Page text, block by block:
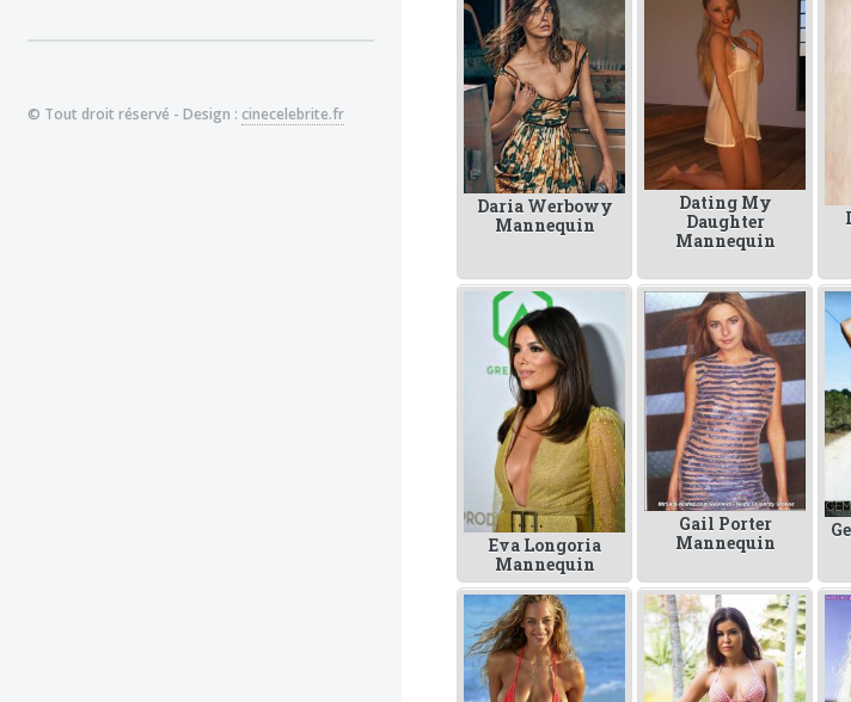
Daria Werbowy
Mannequin
Dating My
Daughter
Mannequin
Eva Longoria
Mannequin
Gail Porter
Mannequin
© Tout droit réservé - Design : cinecelebrite.fr